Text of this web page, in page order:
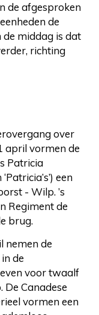
de afgesproken
de
de middag is dat
richting
over
april vormen de
Patricia
een
- Wilp. ’s
Regiment de
brug.
nemen de
de
voor twaalf
Canadese
vormen een